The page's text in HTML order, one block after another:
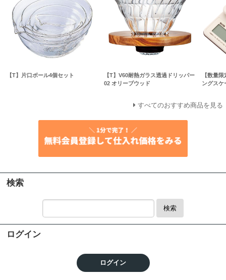
【T】片口ボール4個セット
【T】V60耐熱ガラス透過ドリッパー
02 オリーブウッド
【数量
ングスケ
すべてのおすすめ商品を見る
検索
検索
ログイン
ログイン